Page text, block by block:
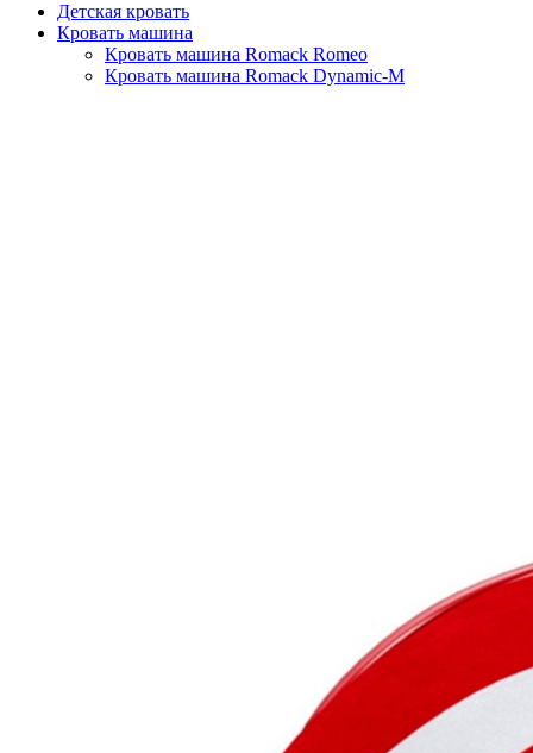
Детская кровать
Кровать машина
Кровать машина Romack Romeo
Кровать машина Romack Dynamic-M